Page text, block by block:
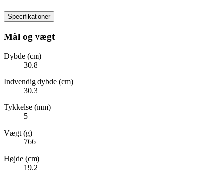
Specifikationer
Mål og vægt
Dybde (cm)
30.8
Indvendig dybde (cm)
30.3
Tykkelse (mm)
5
Vægt (g)
766
Højde (cm)
19.2